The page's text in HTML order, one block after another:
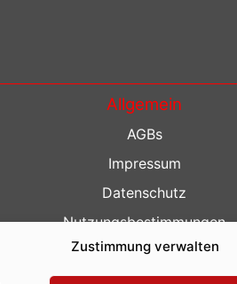
Zustimmung verwalten
Allgemein
AGBs
Impressum
Datenschutz
Nutzungsbestimmungen
Kontakt